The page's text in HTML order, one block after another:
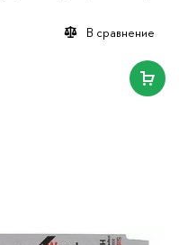
В сравнение